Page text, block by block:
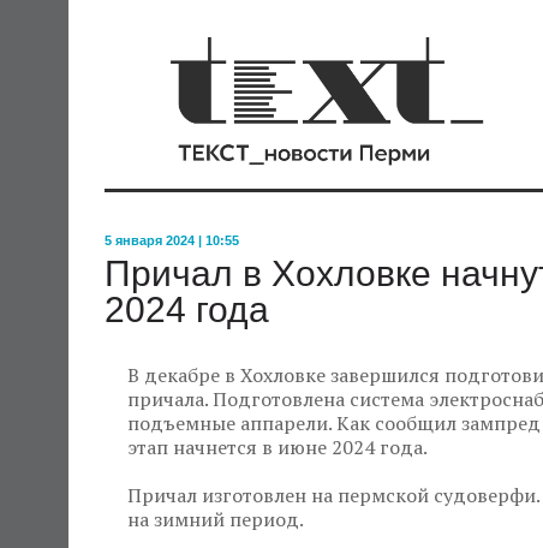
5 января 2024 | 10:55
Причал в Хохловке
2024 года
В декабре в Хохловке завершился
причала. Подготовлена система
подъемные аппарели. Как сообщил
этап начнется в июне 2024 года.
Причал изготовлен на пермской
на зимний период.